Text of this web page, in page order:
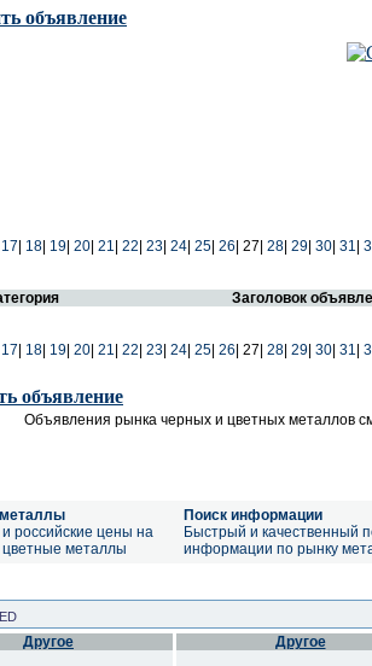
объявление
17 18 19 20 21 22 23 24 25 26 27| 28 29 30 31
Заголовок
17 18 19 20 21 22 23 24 25 26 27| 28 29 30 31
объявление
Объявления рынка черных и цветных металлов
российские цены на
металлы
Поиск информации
Быстрый и качественный
информации по рынку
Другое Другое